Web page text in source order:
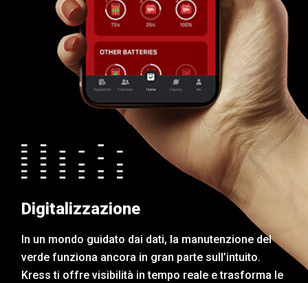
Digitalizzazione
In un mondo guidato dai dati, la manutenzione del
verde funziona ancora in gran parte sull’intuito.
Kress ti offre visibilità in tempo reale e trasforma le